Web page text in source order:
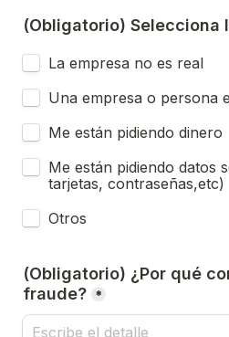
(Obligatorio) Selecciona
La empresa no es real
Una empresa o persona
Me están pidiendo dinero
Me están pidiendo datos
tarjetas, contraseñas,etc)
Otros
(Obligatorio) ¿Por qué
fraude? *